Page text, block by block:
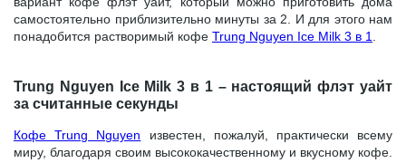
самостоятельно приблизительно минуты за 2. И для этого нам
понадобится растворимый кофе Trung Nguyen Ice Milk 3 в 1.
Trung Nguyen Ice Milk 3 в 1 – настоящий флэт уайт
за считанные секунды
Кофе Trung Nguyen известен, пожалуй, практически всему
миру, благодаря своим высококачественному и вкусному кофе.